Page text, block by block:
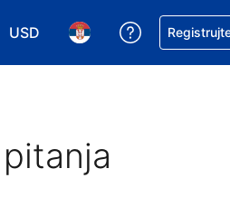
USD
Izaberite valutu. Vaša
Izaberite jezik. Vaš
Zatražite